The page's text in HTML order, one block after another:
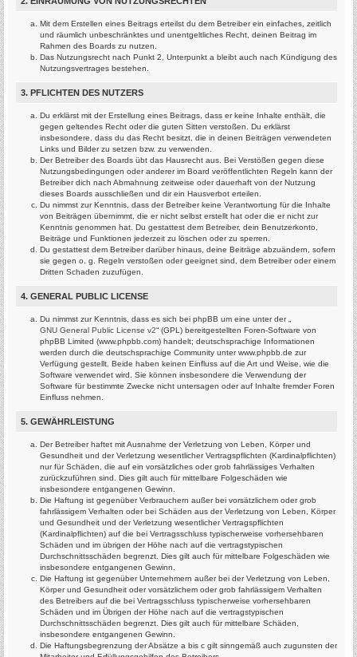
Mit dem Erstellen eines Beitrags erteilst du dem Betreiber ein einfaches, zeitlich
und räumlich unbeschränktes und unentgeltliches Recht, deinen Beitrag im
Rahmen des Boards zu nutzen.
Das Nutzungsrecht nach Punkt 2, Unterpunkt a bleibt auch nach Kündigung des
Nutzungsvertrages bestehen.
3. PFLICHTEN DES NUTZERS
Du erklärst mit der Erstellung eines Beitrags, dass er keine Inhalte enthält, die
gegen geltendes Recht oder die guten Sitten verstoßen. Du erklärst
insbesondere, dass du das Recht besitzt, die in deinen Beiträgen verwendeten
Links und Bilder zu setzen bzw. zu verwenden.
Der Betreiber des Boards übt das Hausrecht aus. Bei Verstößen gegen diese
Nutzungsbedingungen oder anderer im Board veröffentlichten Regeln kann der
Betreiber dich nach Abmahnung zeitweise oder dauerhaft von der Nutzung
dieses Boards ausschließen und dir ein Hausverbot erteilen.
Du nimmst zur Kenntnis, dass der Betreiber keine Verantwortung für die Inhalte
von Beiträgen übernimmt, die er nicht selbst erstellt hat oder die er nicht zur
Kenntnis genommen hat. Du gestattest dem Betreiber, dein Benutzerkonto,
Beiträge und Funktionen jederzeit zu löschen oder zu sperren.
Du gestattest dem Betreiber darüber hinaus, deine Beiträge abzuändern, sofern
sie gegen o. g. Regeln verstoßen oder geeignet sind, dem Betreiber oder einem
Dritten Schaden zuzufügen.
4. GENERAL PUBLIC LICENSE
Du nimmst zur Kenntnis, dass es sich bei phpBB um eine unter der „
GNU General Public License v2“ (GPL) bereitgestellten Foren-Software von
phpBB Limited (www.phpbb.com) handelt; deutschsprachige Informationen
werden durch die deutschsprachige Community unter www.phpbb.de zur
Verfügung gestellt. Beide haben keinen Einfluss auf die Art und Weise, wie die
Software verwendet wird. Sie können insbesondere die Verwendung der
Software für bestimmte Zwecke nicht untersagen oder auf Inhalte fremder Foren
Einfluss nehmen.
5. GEWÄHRLEISTUNG
Der Betreiber haftet mit Ausnahme der Verletzung von Leben, Körper und
Gesundheit und der Verletzung wesentlicher Vertragspflichten (Kardinalpflichten)
nur für Schäden, die auf ein vorsätzliches oder grob fahrlässiges Verhalten
zurückzuführen sind. Dies gilt auch für mittelbare Folgeschäden wie
insbesondere entgangenen Gewinn.
Die Haftung ist gegenüber Verbrauchern außer bei vorsätzlichem oder grob
fahrlässigem Verhalten oder bei Schäden aus der Verletzung von Leben, Körper
und Gesundheit und der Verletzung wesentlicher Vertragspflichten
(Kardinalpflichten) auf die bei Vertragsschluss typischerweise vorhersehbaren
Schäden und im übrigen der Höhe nach auf die vertragstypischen
Durchschnittsschäden begrenzt. Dies gilt auch für mittelbare Folgeschäden wie
insbesondere entgangenen Gewinn.
Die Haftung ist gegenüber Unternehmern außer bei der Verletzung von Leben,
Körper und Gesundheit oder vorsätzlichem oder grob fahrlässigem Verhalten
des Betreibers auf die bei Vertragsschluss typischerweise vorhersehbaren
Schäden und im Übrigen der Höhe nach auf die vertragstypischen
Durchschnittsschäden begrenzt. Dies gilt auch für mittelbare Schäden,
insbesondere entgangenen Gewinn.
Die Haftungsbegrenzung der Absätze a bis c gilt sinngemäß auch zugunsten der